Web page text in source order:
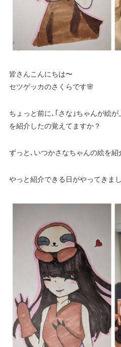
皆さんこんにちは〜
セツゲッカのさくらです🌸
ちょっと前に､｢さな｣ちゃんが絵
を紹介したの覚えてますか？
ずっと､いつかさなちゃんの絵を
やっと紹介できる日がやってきま